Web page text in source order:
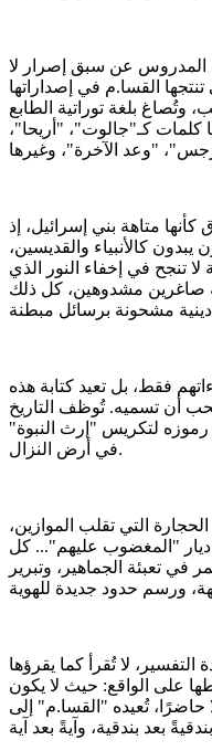
المدروس عن سبق إصرار لا
القسا.م في إصداراتها
بلغة توراتية الطابع
كلمات كـ"جالوت"، "أريحا"،
كأنها متاهة بني إسرائيل، إذ
كالأنبياء والقديسين،
تنجح في إخفاء النور الذي
صاغرين مشدوهين، كل ذلك
فقط، بل تعيد كتابة هذه
تحب أن تسميه. تُوظف التاريخ
رموزه لتكريس "إرث النبوة"
في أرض النزال.
التي تقلب الموازين،
"المغضوب عليهم"... كل
في تعبئة الجماهير، وتبرير
التفسير، لا تُقرأ كما يقرؤها
على الواقع: حيث لا يكون
تُعيده "القسا.م" إلى